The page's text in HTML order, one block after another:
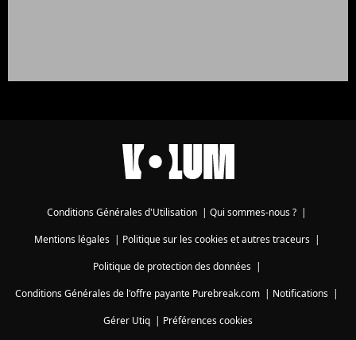
Conditions Générales d'Utilisation | Qui sommes-nous ? |
Mentions légales| Politique sur les cookies et autres traceurs|
Politique de protection des données|
Conditions Générales de l'offre payante Purebreak.com | Notifications |
Gérer Utiq | Préférences cookies